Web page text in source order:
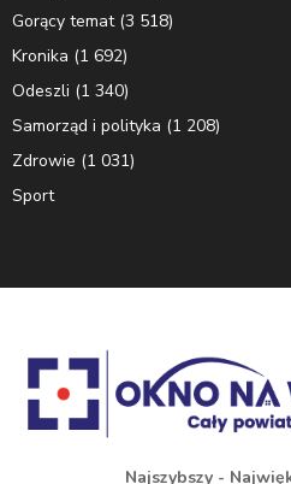
Gorący temat(3 518)
Kronika (1 692)
Odeszli (1 340)
Samorząd i polityka (1 208)
Zdrowie (1 031)
Sport
Najszybszy -